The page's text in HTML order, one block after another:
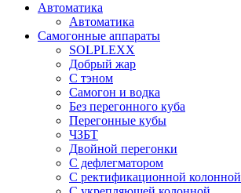
Автоматика
Автоматика
Самогонные аппараты
SOLPLEXX
Добрый жар
С тэном
Самогон и водка
Без перегонного куба
Перегонные кубы
ЧЗБТ
Двойной перегонки
С дефлегматором
С ректификационной колонной